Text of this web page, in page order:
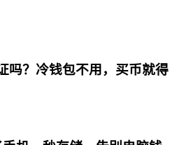
吗？冷钱包不用，买币就得